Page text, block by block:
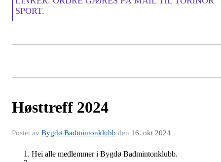
SPORT.
Høsttreff 2024
Postet av Bygdø Badmintonklubb den 16. okt 2024
Hei alle medlemmer i Bygdø Badmintonklubb.